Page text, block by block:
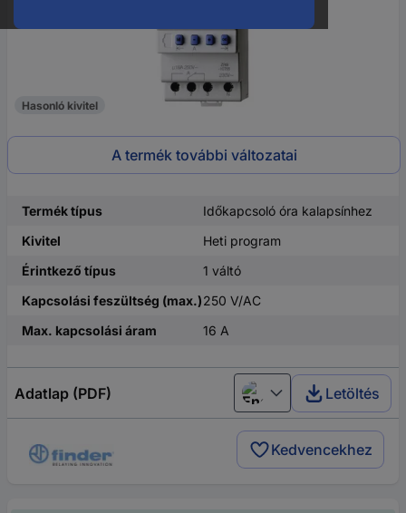
Hasonló kivitel
A termék további változatai
Termék típus
Időkapcsoló óra kalapsínhez
Kivitel
Heti program
Érintkező típus
1 váltó
Kapcsolási feszültség (max.)250 V/AC
Max. kapcsolási áram
16 A
Adatlap (PDF) English Letöltés
Kedvencekhez